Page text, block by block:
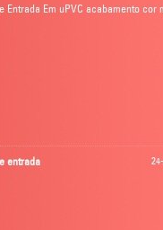
Entrada Em uPVC acabamento cor
entrada